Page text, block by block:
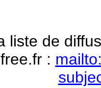
liste de
: